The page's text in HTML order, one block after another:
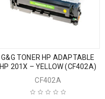
G&G TONER HP ADAPTABLE
HP 201X – YELLOW (CF402A)
CF402A